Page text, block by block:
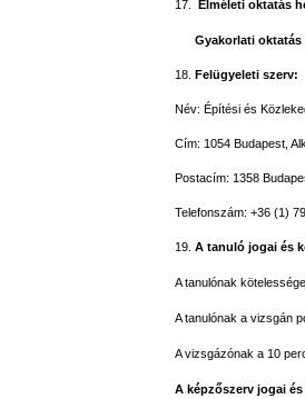
17. Elméleti oktatás
Gyakorlati oktatás
18. Felügyeleti szerv:
Név: Építési és
Cím: 1054 Budapest,
Postacím: 1358
Telefonszám: +36 (1)
19. A tanuló jogai és
A tanulónak
A tanulónak a vizsgán
A vizsgázónak a 10
A képzőszerv jogai